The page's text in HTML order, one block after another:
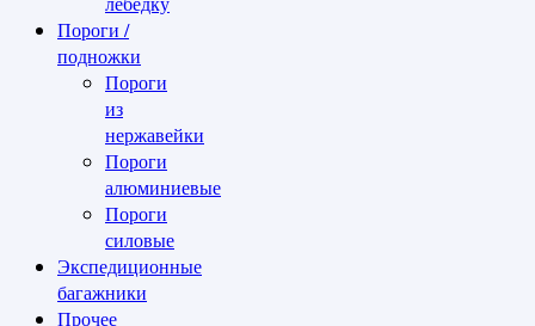
Пороги /
подножки
Пороги
из
нержавейки
Пороги
алюминиевые
Пороги
силовые
Экспедиционные
багажники
Прочее